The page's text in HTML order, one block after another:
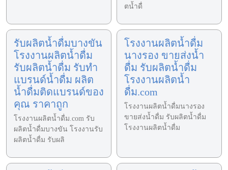
ตน้ำดื่
รับผลิตน้ำดื่มบางขัน
โรงงานผลิตน้ำดื่ม
รับผลิตน้ำดื่ม รับทำ
แบรนด์น้ำดื่ม ผลิต
น้ำดื่มติดแบรนด์ของ
คุณ ราคาถูก
โรงงานผลิตน้ำดื่ม.com รับ
ผลิตน้ำดื่มบางขัน โรงงานรับ
ผลิตน้ำดื่ม รับผลิ
โรงงานผลิตน้ำดื่ม
นางรอง ขายส่งน้ำ
ดื่ม รับผลิตน้ำดื่ม
โรงงานผลิตน้ำ
ดื่ม.com
โรงงานผลิตน้ำดื่มนางรอง
ขายส่งน้ำดื่ม รับผลิตน้ำดื่ม
โรงงานผลิตน้ำดื่ม